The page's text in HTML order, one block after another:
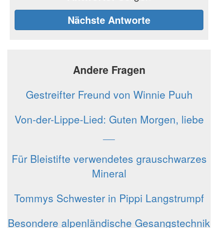
Nächste Antworte
Andere Fragen
Gestreifter Freund von Winnie Puuh
Von-der-Lippe-Lied: Guten Morgen, liebe
Für Bleistifte verwendetes grauschwarzes
Mineral
Tommys Schwester in Pippi Langstrumpf
Besondere alpenländische Gesangstechnik